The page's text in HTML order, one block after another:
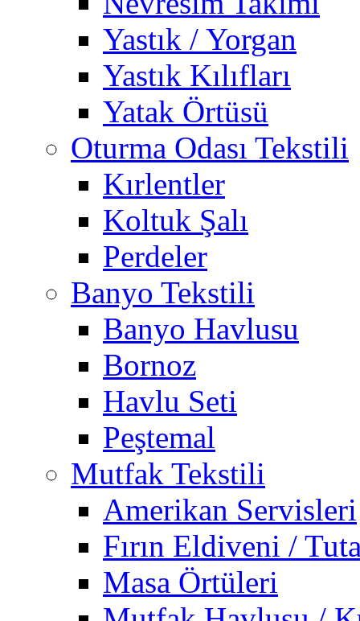
Yastık / Yorgan
Yastık Kılıfları
Yatak Örtüsü
Oturma Odası Tekstili
Kırlentler
Koltuk Şalı
Perdeler
Banyo Tekstili
Banyo Havlusu
Bornoz
Havlu Seti
Peştemal
Mutfak Tekstili
Amerikan Servisleri
Fırın Eldiveni /
Masa Örtüleri